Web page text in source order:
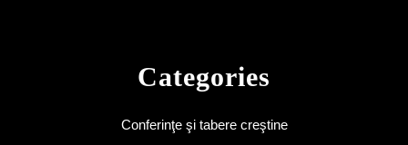
Categories
Conferinţe şi tabere creştine